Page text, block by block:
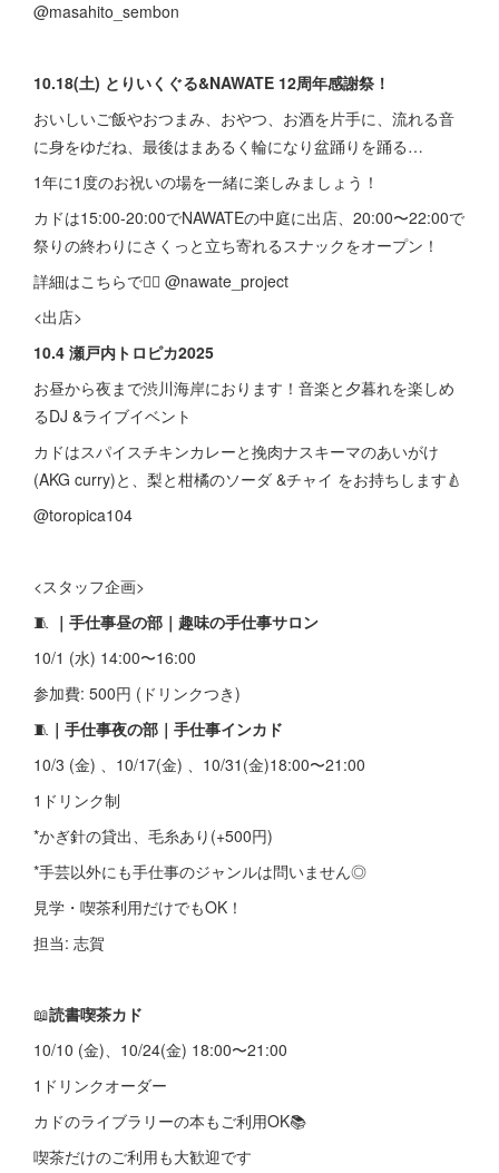
@masahito_sembon
10.18(土) とりいくぐる&NAWATE 12周年感謝祭！
おいしいご飯やおつまみ、おやつ、お酒を片手に、流れる音
に身をゆだね、最後はまあるく輪になり盆踊りを踊る…
1年に1度のお祝いの場を一緒に楽しみましょう！
カドは15:00-20:00でNAWATEの中庭に出店、20:00〜22:00で
祭りの終わりにさくっと立ち寄れるスナックをオープン！
詳細はこちらで💁‍♀️ @nawate_project
<出店>
10.4 瀬戸内トロピカ2025
お昼から夜まで渋川海岸におります！音楽と夕暮れを楽しめ
るDJ &ライブイベント
カドはスパイスチキンカレーと挽肉ナスキーマのあいがけ
(AKG curry)と、梨と柑橘のソーダ &チャイ をお持ちします🍐
@toropica104
<スタッフ企画>
🧵 ｜手仕事昼の部｜趣味の手仕事サロン
10/1 (水) 14:00〜16:00
参加費: 500円 (ドリンクつき)
🧵 ｜手仕事夜の部｜手仕事インカド
10/3 (金) 、10/17(金) 、10/31(金)18:00〜21:00
1ドリンク制
*かぎ針の貸出、毛糸あり(+500円)
*手芸以外にも手仕事のジャンルは問いません◎
見学・喫茶利用だけでもOK！
担当: 志賀
📖読書喫茶カド
10/10 (金)、10/24(金) 18:00〜21:00
1ドリンクオーダー
カドのライブラリーの本もご利用OK📚
喫茶だけのご利用も大歓迎です